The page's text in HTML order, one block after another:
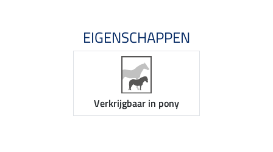
EIGENSCHAPPEN
Verkrijgbaar in pony